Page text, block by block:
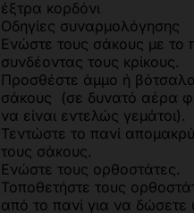
έξτρα κορδόνι
Οδηγίες συναρμολόγησης
Ενώστε τους σάκους με το
συνδέοντας τους κρίκους.
Προσθέστε άμμο ή
σάκους (σε δυνατό αέρα
να είναι εντελώς γεμάτοι).
Τεντώστε το πανί
τους σάκους.
Ενώστε τους ορθοστάτες.
Τοποθετήστε τους
από το πανί για να δώσετε